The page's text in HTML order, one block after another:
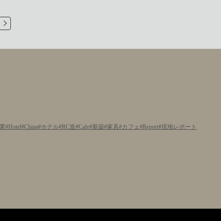
Hotel China ホテル RC造 Cafe 新築 家具 カフェ Report 現地レポート